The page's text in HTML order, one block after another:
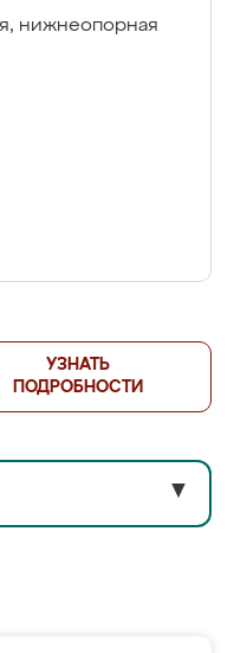
нижнеопорная
УЗНАТЬ
ПОДРОБНОСТИ
▼